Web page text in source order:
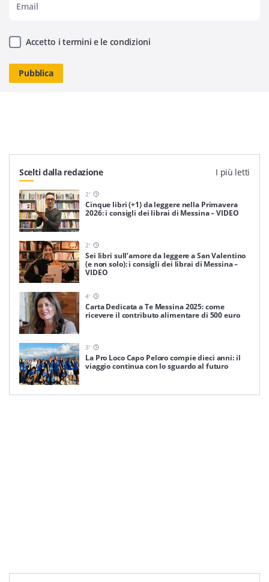
Accetto i termini e le condizioni
Scelti dalla redazione I più letti
2'
Cinque libri (+1) da leggere nella Primavera
2026: i consigli dei librai di Messina – VIDEO
2'
Sei libri sull’amore da leggere a San Valentino
(e non solo): i consigli dei librai di Messina –
VIDEO
4'
Carta Dedicata a Te Messina 2025: come
ricevere il contributo alimentare di 500 euro
3'
La Pro Loco Capo Peloro compie dieci anni: il
viaggio continua con lo sguardo al futuro